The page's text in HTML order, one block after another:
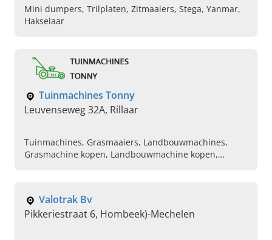
Mini dumpers, Trilplaten, Zitmaaiers, Stega, Yanmar,
Hakselaar
Tuinmachines Tonny
Leuvenseweg 32A, Rillaar
Tuinmachines, Grasmaaiers, Landbouwmachines,
Grasmachine kopen, Landbouwmachine kopen,
mini tractoren
Valotrak Bv
Pikkeriestraat 6, Hombeek)-Mechelen